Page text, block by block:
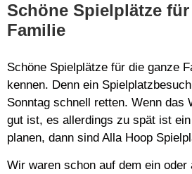
Schöne Spielplätze
Familie
Schöne Spielplätze für die ganze
kennen. Denn ein
Sonntag schnell retten. Wenn das
gut ist, es allerdings zu spät ist
planen, dann sind Alla Hoop
Wir waren schon auf dem ein oder